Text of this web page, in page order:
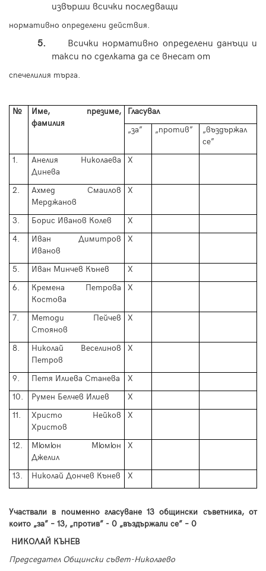
извърши всички последващи
нормативно определени действия.
5.
Всички нормативно определени данъци и
такси по сделката да се внесат от
спечелилия търга.
№
Име, презиме,
фамилия
Гласувал
„за”
„против”
„въздържал
се”
1.
Анелия Николаева
Динева
Х
2.
Ахмед Смаилов
Мерджанов
Х
3. Борис Иванов Колев
Х
4.
Иван Димитров
Иванов
Х
5. Иван Минчев Кънев
Х
6.
Кремена Петрова
Костова
Х
7.
Методи Пейчев
Стоянов
Х
8.
Николай Веселинов
Петров
Х
9. Петя Илиева Станева
Х
10.
Румен Белчев Илиев
Х
11.
Христо Нейков
Христов
Х
12.
Мюмюн Мюмюн
Джелил
Х
13. Николай Дончев Кънев Х
Участвали в поименно гласуване13 общински съветника, от
които „за” – 13, „против” - 0 „въздържали се” – 0
НИКОЛАЙ КЪНЕВ
Председател Общински съвет-Николаево